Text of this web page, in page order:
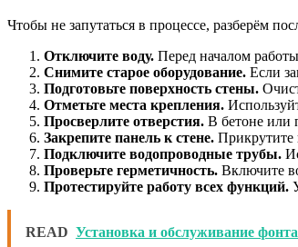
Чтобы не запутаться в процессе, разберём
Отключите воду. Перед началом
Снимите старое оборудование. Если
Подготовьте поверхность стены.
Отметьте места крепления.
Просверлите отверстия. В бетоне или
Закрепите панель к стене. Прикрутите
Подключите водопроводные трубы.
Проверьте герметичность. Включите
Протестируйте работу всех функций.
READ Установка и обслуживание